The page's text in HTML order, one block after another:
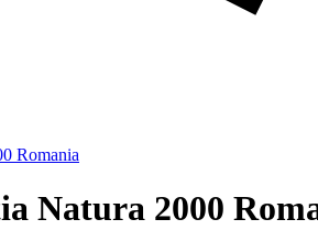
Romania
Natura 2000